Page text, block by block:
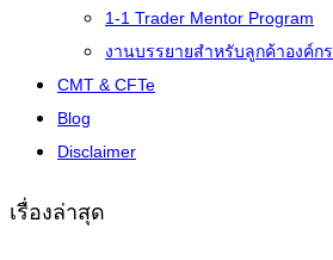
1-1 Trader Mentor Program
งานบรรยายสำหรับลูกค้าองค์กร
CMT & CFTe
Blog
Disclaimer
เรื่องล่าสุด